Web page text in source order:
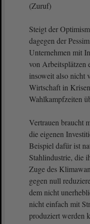
(Zuruf)
Steigt der
dagegen der
Unternehmen mit
von Arbeitsplätzen
insoweit also nicht
Wirtschaft in
Wahlkampfzeiten
Vertrauen braucht
die eigenen
Beispiel dafür ist
Stahlindustrie, die
Zuge des
gegen null
dem nicht
nicht einfach mit
produziert werden